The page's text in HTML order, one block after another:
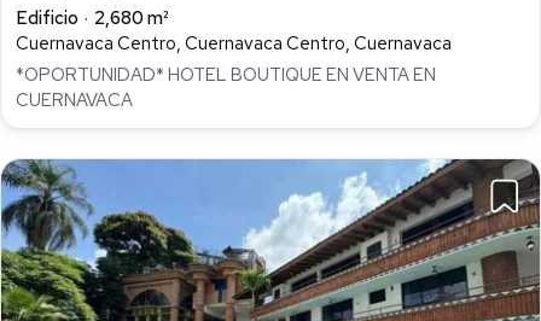
Edificio
2,680 m²
Cuernavaca Centro, Cuernavaca Centro, Cuernavaca
*OPORTUNIDAD* HOTEL BOUTIQUE EN VENTA EN
CUERNAVACA